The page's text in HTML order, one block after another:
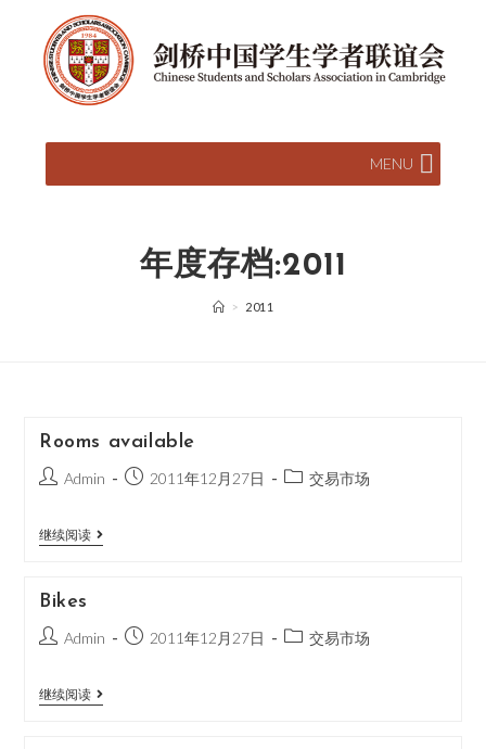
MENU
年度存档:2011
> 2011
Rooms available
Admin 2011年12月27日 交易市场
继续阅读
Bikes
Admin 2011年12月27日 交易市场
继续阅读